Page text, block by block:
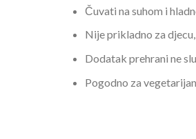
Čuvati na suhom i
Nije prikladno za
Dodatak prehrani ne
Pogodno za